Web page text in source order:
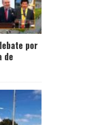
por
de